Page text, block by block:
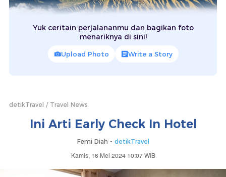
Yuk ceritain perjalananmu dan bagikan foto
menariknya di sini!
Upload Photo Write a Story
detikTravel Travel News
Ini Arti Early Check In Hotel
Femi Diah - detikTravel
Kamis, 16 Mei 2024 10:07 WIB